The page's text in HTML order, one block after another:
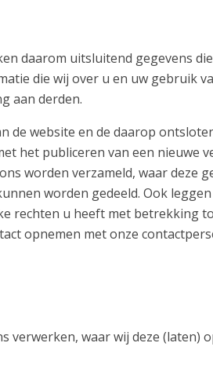
daarom uitsluitend gegevens
die wij over u en uw gebruik
aan derden.
de website en de daarop
het publiceren van een nieuwe
worden verzameld, waar deze
worden gedeeld. Ook
rechten u heeft met betrekking
opnemen met onze
verwerken, waar wij deze